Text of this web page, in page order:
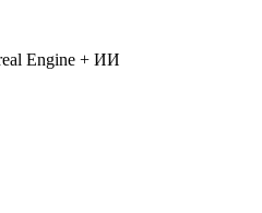
Engine + ИИ